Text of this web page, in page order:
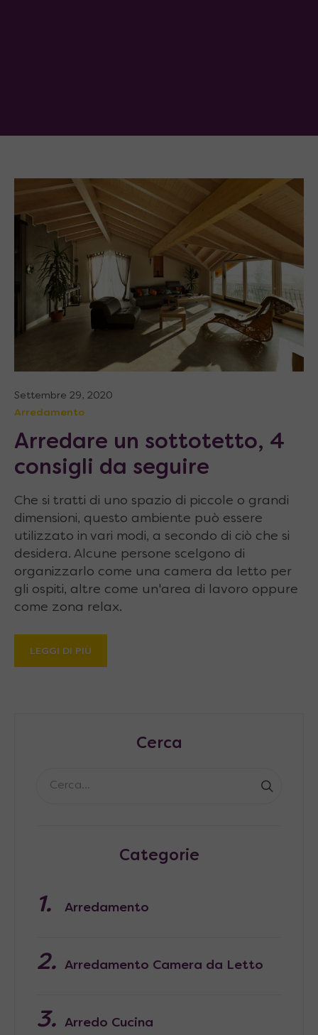
Settembre 29, 2020
Arredamento
Arredare un sottotetto, 4
consigli da seguire
Che si tratti di uno spazio di piccole o grandi
dimensioni, questo ambiente può essere
utilizzato in vari modi, a secondo di ciò che si
desidera. Alcune persone scelgono di
organizzarlo come una camera da letto per
gli ospiti, altre come un'area di lavoro oppure
come zona relax.
LEGGI DI PIÙ
Cerca
Categorie
Arredamento
Arredamento Camera da Letto
Arredo Cucina